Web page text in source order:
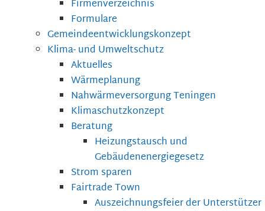
Firmenverzeichnis
Formulare
Gemeindeentwicklungskonzept
Klima- und Umweltschutz
Aktuelles
Wärmeplanung
Nahwärmeversorgung Teningen
Klimaschutzkonzept
Beratung
Heizungstausch und
Gebäudenenergiegesetz
Strom sparen
Fairtrade Town
Auszeichnungsfeier der Unterstützer